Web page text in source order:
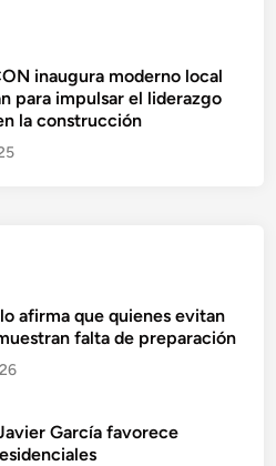
inaugura moderno local
para impulsar el liderazgo
la construcción
afirma que quienes evitan
falta de preparación
García favorece